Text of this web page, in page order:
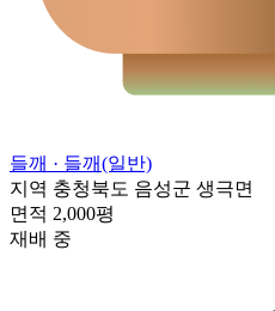
들깨 · 들깨(일반)
지역 충청북도 음성군 생극면
면적 2,000평
재배 중